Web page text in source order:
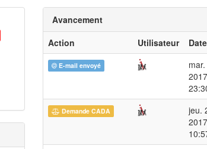
Avancement
Action
Utilisateur Date
E-mail envoyé
2017
Demande CADA
jeu.
2017